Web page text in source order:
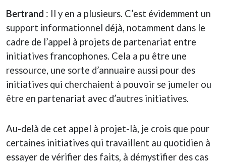
Bertrand : Il y en a plusieurs. C’est évidemment un
support informationnel déjà, notamment dans le
cadre de l’appel à projets de partenariat entre
initiatives francophones. Cela a pu être une
ressource, une sorte d’annuaire aussi pour des
initiatives qui cherchaient à pouvoir se jumeler ou
être en partenariat avec d’autres initiatives.
Au-delà de cet appel à projet-là, je crois que pour
certaines initiatives qui travaillent au quotidien à
essayer de vérifier des faits, à démystifier des cas